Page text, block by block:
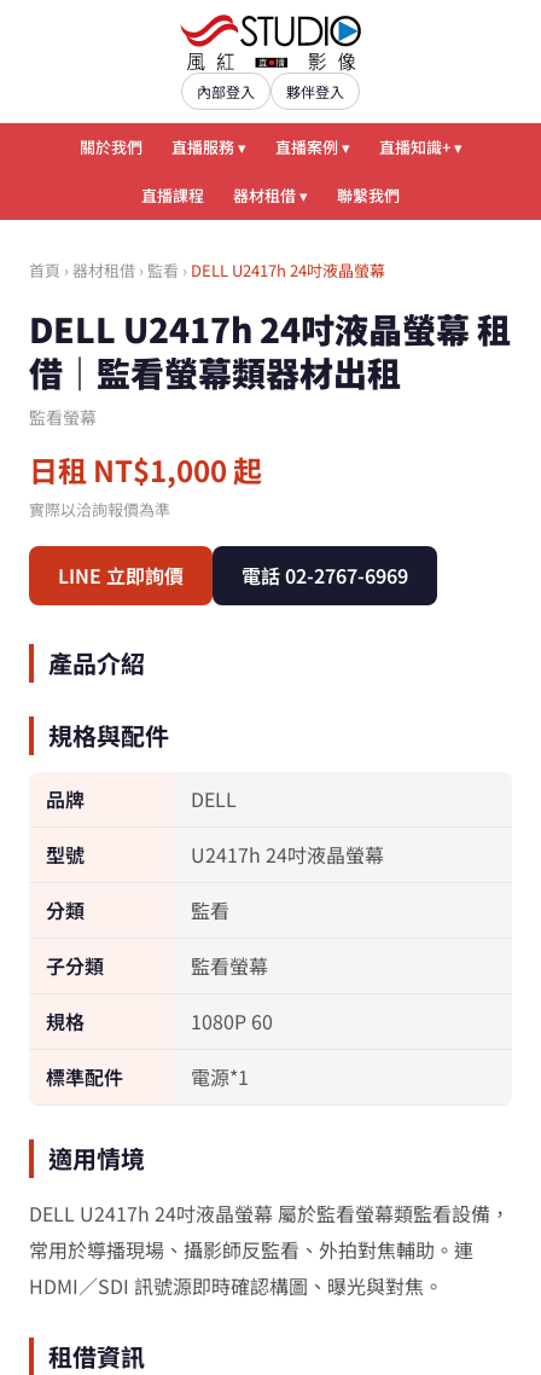
內部登入 夥伴登入
關於我們 直播服務 ▾ 直播案例 ▾ 直播知識+ ▾
直播課程 器材租借 ▾ 聯繫我們
首頁 ›器材租借 › 監看 › DELL U2417h 24吋液晶螢幕
DELL U2417h 24吋液晶螢幕 租
借｜監看螢幕類器材出租
監看螢幕
日租 NT$1,000 起
實際以洽詢報價為準
LINE 立即詢價 電話 02-2767-6969
產品介紹
規格與配件
品牌
DELL
型號
U2417h 24吋液晶螢幕
分類
監看
子分類
監看螢幕
規格
1080P 60
標準配件
電源*1
適用情境
DELL U2417h 24吋液晶螢幕 屬於監看螢幕類監看設備，
常用於導播現場、攝影師反監看、外拍對焦輔助。連
HDMI／SDI 訊號源即時確認構圖、曝光與對焦。
租借資訊